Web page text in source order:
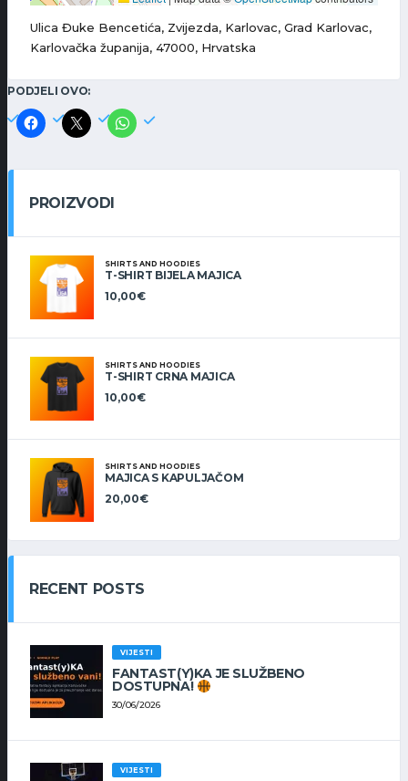
Ulica Đuke Bencetića, Zvijezda, Karlovac, Grad Karlovac,
Karlovačka županija, 47000, Hrvatska
PODJELI OVO:
PROIZVODI
SHIRTS AND HOODIES
T-SHIRT BIJELA MAJICA
10,00€
SHIRTS AND HOODIES
T-SHIRT CRNA MAJICA
10,00€
SHIRTS AND HOODIES
MAJICA S KAPULJAČOM
20,00€
RECENT POSTS
VIJESTI
FANTAST(Y)KA JE SLUŽBENO
DOSTUPNA!
30/06/2026
VIJESTI